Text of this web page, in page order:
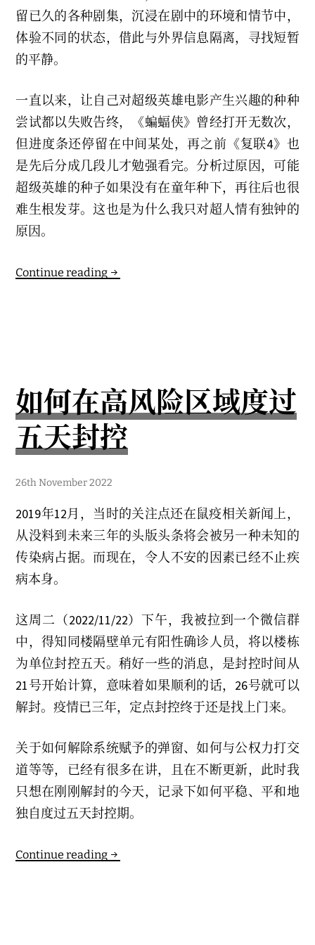
留已久的各种剧集，沉浸在剧中的环境和情节中，
体验不同的状态，借此与外界信息隔离，寻找短暂
的平静。
一直以来，让自己对超级英雄电影产生兴趣的种种
尝试都以失败告终，《蝙蝠侠》曾经打开无数次，
但进度条还停留在中间某处，再之前《复联4》也
是先后分成几段儿才勉强看完。分析过原因，可能
超级英雄的种子如果没有在童年种下，再往后也很
难生根发芽。这也是为什么我只对超人情有独钟的
原因。
Continue readingSeaside
如何在高风险区域度过
五天封控
5
M
a
y
2
0
2
3
26th November 2022
2019年12月，当时的关注点还在鼠疫相关新闻上，
从没料到未来三年的头版头条将会被另一种未知的
传染病占据。而现在，令人不安的因素已经不止疾
病本身。
这周二（2022/11/22）下午，我被拉到一个微信群
中，得知同楼隔壁单元有阳性确诊人员，将以楼栋
为单位封控五天。稍好一些的消息，是封控时间从
21号开始计算，意味着如果顺利的话，26号就可以
解封。疫情已三年，定点封控终于还是找上门来。
关于如何解除系统赋予的弹窗、如何与公权力打交
道等等，已经有很多在讲，且在不断更新，此时我
只想在刚刚解封的今天，记录下如何平稳、平和地
独自度过五天封控期。
Continue reading如